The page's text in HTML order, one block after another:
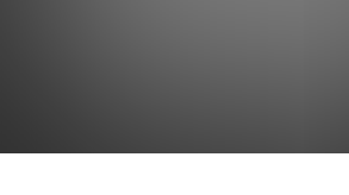
6 bài tập giảm mỡ bụng sau